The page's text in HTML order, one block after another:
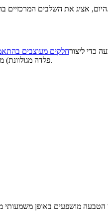
היום, אציג את השלבים המרכזיים בהטבעה בהתאמה אישית, חומרים נפוצים, יישומים וכיצד לבחור את השותף הנכון לעיבוד מתכת.
כדי ליצורחלקים מעוצבים
פלדה מגולוונת) מוזנת לתוך תבנית הטבעה ויוצרת באמצעות סדרה של פעולות, כולל חיתוך, ניקוב, כיפוף ומתיחה.